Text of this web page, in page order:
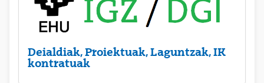
Deialdiak, Proiektuak, Laguntzak, IK
kontratuak